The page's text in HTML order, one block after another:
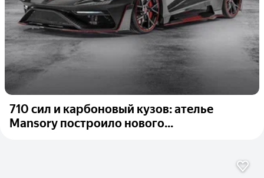
710 сил и карбоновый кузов: ателье
Mansory построило нового...